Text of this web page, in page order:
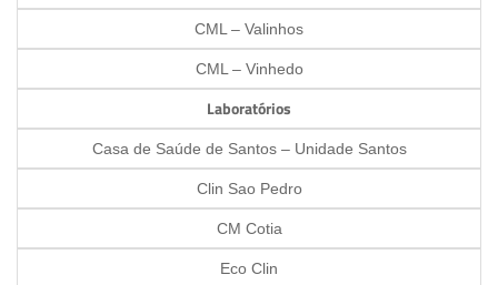
CML – Valinhos
CML – Vinhedo
Laboratórios
Casa de Saúde de Santos – Unidade Santos
Clin Sao Pedro
CM Cotia
Eco Clin